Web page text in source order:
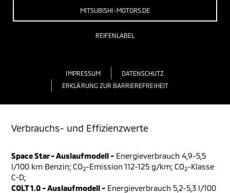
MITSUBISHI-MOTORS.DE
REIFENLABEL
IMPRESSUM
DATENSCHUTZ
ERKLÄRUNG ZUR BARRIEREFREIHEIT
Verbrauchs- und Effizienzwerte
Space Star - Auslaufmodell - Energieverbrauch 4,9-5,5
l/100 km Benzin; CO2-Emission 112-125 g/km; CO2-Klasse
C-D;
COLT 1.0 - Auslaufmodell - Energieverbrauch 5,2-5,3 l/100